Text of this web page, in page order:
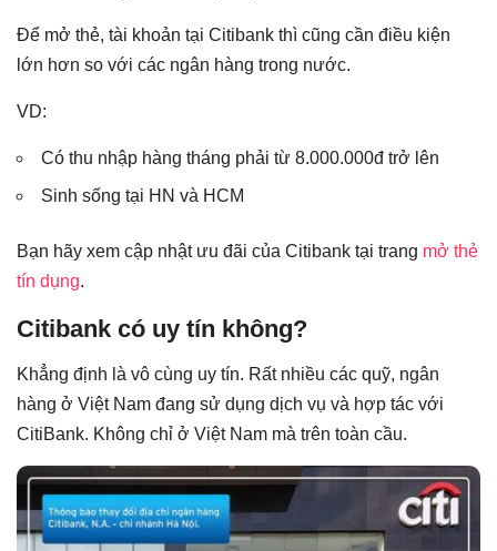
Để mở thẻ, tài khoản tại Citibank thì cũng cần điều kiện
lớn hơn so với các ngân hàng trong nước.
VD:
Có thu nhập hàng tháng phải từ 8.000.000đ trở lên
Sinh sống tại HN và HCM
Bạn hãy xem cập nhật ưu đãi của Citibank tại trang mở thẻ
tín dụng.
Citibank có uy tín không?
Khẳng định là vô cùng uy tín. Rất nhiều các quỹ, ngân
hàng ở Việt Nam đang sử dụng dịch vụ và hợp tác với
CitiBank. Không chỉ ở Việt Nam mà trên toàn cầu.